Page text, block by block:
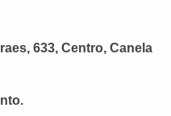
633, Centro, Canela